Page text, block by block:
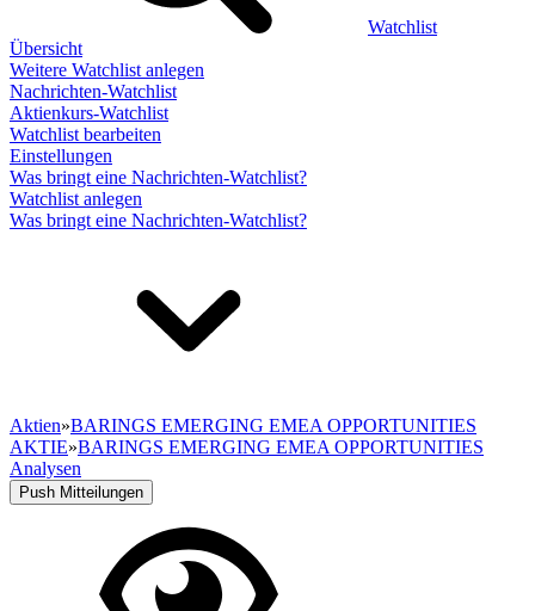
Watchlist
Übersicht
Weitere Watchlist anlegen
Nachrichten-Watchlist
Aktienkurs-Watchlist
Watchlist bearbeiten
Einstellungen
Was bringt eine Nachrichten-Watchlist?
Watchlist anlegen
Was bringt eine Nachrichten-Watchlist?
Aktien»BARINGS EMERGING EMEA OPPORTUNITIES
AKTIE»BARINGS EMERGING EMEA OPPORTUNITIES
Analysen
Push Mitteilungen